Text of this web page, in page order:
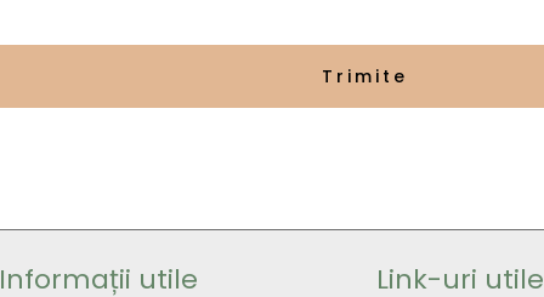
Informații utile Link-uri utile